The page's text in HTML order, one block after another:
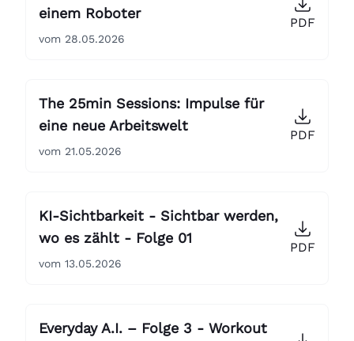
einem Roboter
vom 28.05.2026
PDF
The 25min Sessions: Impulse für
eine neue Arbeitswelt
vom 21.05.2026
PDF
KI-Sichtbarkeit - Sichtbar werden,
wo es zählt - Folge 01
vom 13.05.2026
PDF
Everyday A.I. – Folge 3 - Workout